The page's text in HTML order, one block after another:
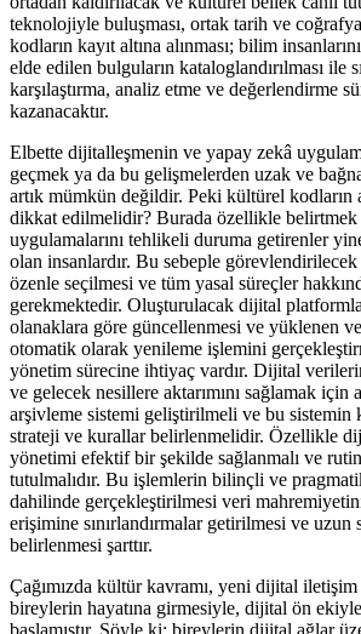
teknolojiyle buluşması, ortak tarih ve
kodların kayıt altına alınması; bilim
elde edilen bulguların kataloglandırılması ile
karşılaştırma, analiz etme ve değerlendirme
kazanacaktır.
Elbette dijitalleşmenin ve yapay zekâ
geçmek ya da bu gelişmelerden uzak ve
artık mümkün değildir. Peki kültürel kodların
dikkat edilmelidir? Burada özellikle
uygulamalarını tehlikeli duruma getirenler
olan insanlardır. Bu sebeple
özenle seçilmesi ve tüm yasal süreçler
gerekmektedir. Oluşturulacak dijital
olanaklara göre güncellenmesi ve yüklenen
otomatik olarak yenileme işlemini
yönetim sürecine ihtiyaç vardır. Dijital verilerin
ve gelecek nesillere aktarımını sağlamak
arşivleme sistemi geliştirilmeli ve bu sistemin
strateji ve kurallar belirlenmelidir. Özellikle
yönetimi efektif bir şekilde sağlanmalı ve
tutulmalıdır. Bu işlemlerin bilinçli ve
dahilinde gerçekleştirilmesi veri
erişimine sınırlandırmalar getirilmesi ve
belirlenmesi şarttır.
Çağımızda kültür kavramı, yeni dijital
bireylerin hayatına girmesiyle, dijital ön
başlamıştır. Şöyle ki; bireylerin dijital ağlar